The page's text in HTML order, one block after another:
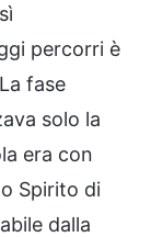
percorri è
fase
solo la
era con
Spirito di
dalla